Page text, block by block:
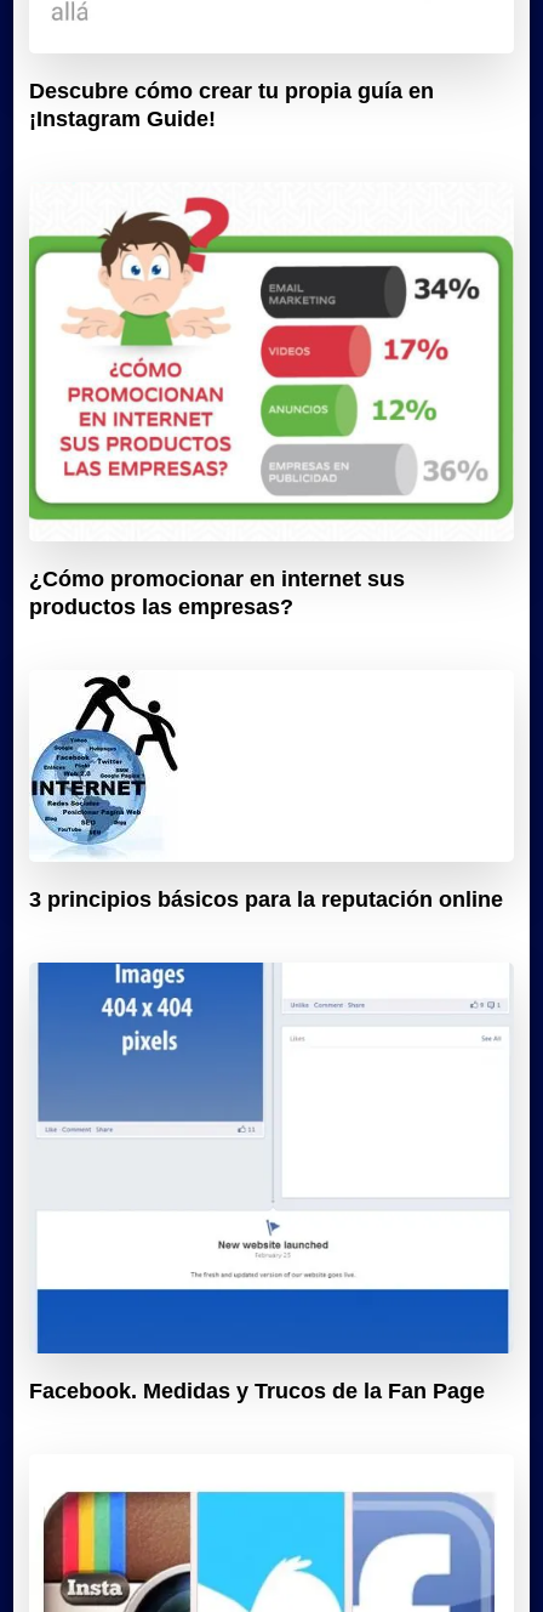
Descubre cómo crear tu propia guía en
¡Instagram Guide!
¿Cómo promocionar en internet sus
productos las empresas?
3 principios básicos para la reputación online
Facebook. Medidas y Trucos de la Fan Page